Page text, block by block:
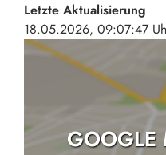
Letzte Aktualisierung
18.05.2026, 09:07:47
GOOGLE